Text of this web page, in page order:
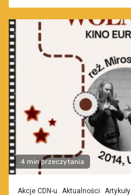
4 min przeczytania
Akcje CDN-u Aktualności Artykuły